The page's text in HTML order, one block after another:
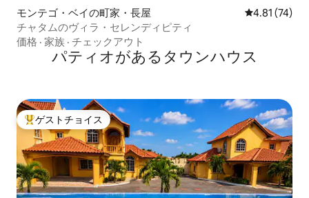
モンテゴ・ベイの町家・長屋 レビュー74
4.81 (74)
チャタムのヴィラ・セレンディピティ
価格 · 家族 · チェックアウト
パティオがあるタウンハウス
大好評のゲストチョイスです。
ゲストチョイス